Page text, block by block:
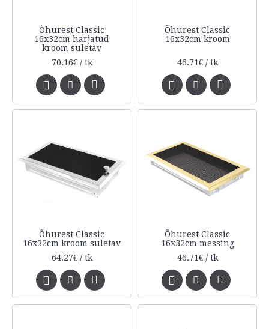
Õhurest Classic
16x32cm harjatud
kroom suletav
70.16€ / tk
Õhurest Classic
16x32cm kroom
46.71€ / tk
Õhurest Classic
16x32cm kroom suletav
64.27€ / tk
Õhurest Classic
16x32cm messing
46.71€ / tk